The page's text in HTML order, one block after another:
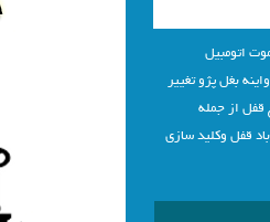
اتومبیل
ودستی واینه بغل پژو تغییر
قفل از جمله
قفل وکلید سازی